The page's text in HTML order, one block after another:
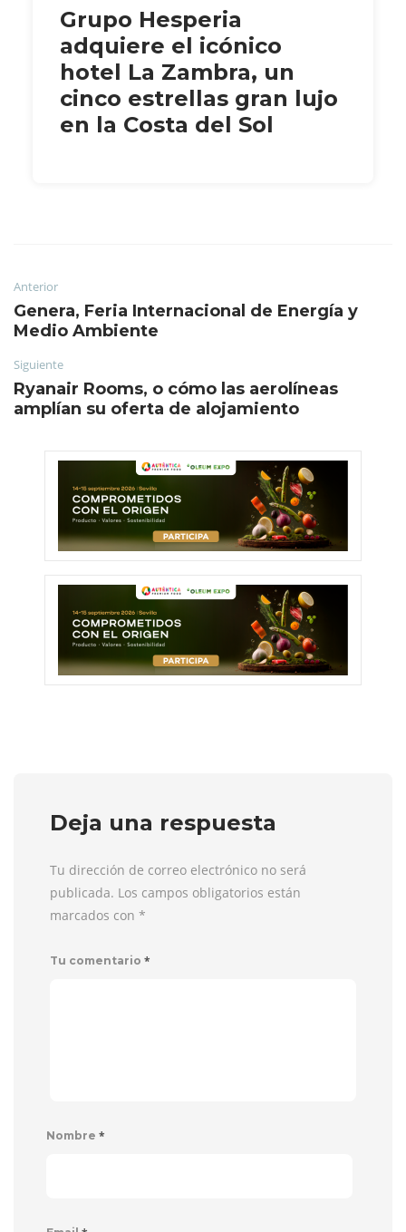
Grupo Hesperia
adquiere el icónico
hotel La Zambra, un
cinco estrellas gran lujo
en la Costa del Sol
Anterior
Genera, Feria Internacional de Energía y
Medio Ambiente
Siguiente
Ryanair Rooms, o cómo las aerolíneas
amplían su oferta de alojamiento
Deja una respuesta
Tu dirección de correo electrónico no será
publicada. Los campos obligatorios están
marcados con *
Tu comentario *
Nombre *